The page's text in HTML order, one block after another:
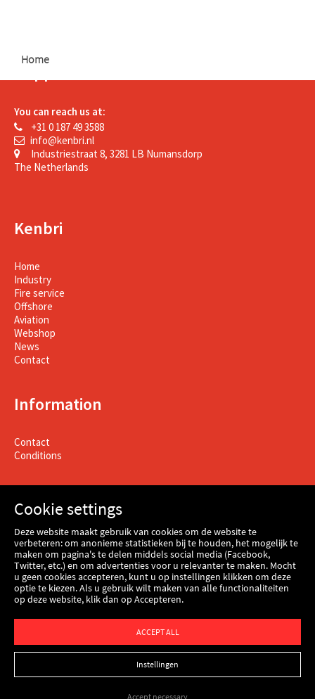
Home
You can reach us at:
+31 0 187 49 3588
info@kenbri.nl
Industriestraat 8, 3281 LB Numansdorp
The Netherlands
Kenbri
Home
Industry
Fire service
Offshore
Aviation
Webshop
News
Contact
Information
Contact
Conditions
Cookie settings
Deze website maakt gebruik van cookies om de website te
verbeteren: om anonieme statistieken bij te houden, het mogelijk te
maken om pagina's te delen middels social media (Facebook,
Twitter, etc.) en om advertenties voor u relevanter te maken. Mocht
u geen cookies accepteren, kunt u op instellingen klikken om deze
optie te kiezen. Als u gebruik wilt maken van alle functionaliteiten
op deze website, klik dan op Accepteren.
ACCEPT ALL
Instellingen
Accept necessary